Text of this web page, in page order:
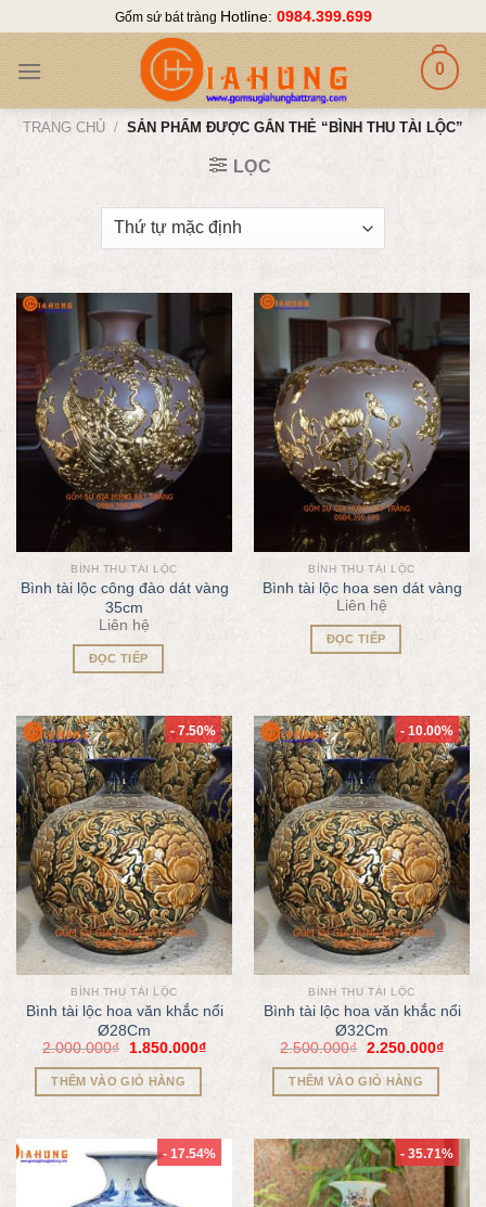
content
Gốm sứ bát tràng Hotline: 0984.399.699
0
TRANG CHỦ / SẢN PHẨM ĐƯỢC GẮN THẺ “BÌNH THU TÀI LỘC”
LỌC
BÌNH THU TÀI LỘC
Bình tài lộc công đào dát vàng
35cm
Liên hệ
ĐỌC TIẾP
BÌNH THU TÀI LỘC
Bình tài lộc hoa sen dát vàng
Liên hệ
ĐỌC TIẾP
- 7.50%
BÌNH THU TÀI LỘC
Bình tài lộc hoa văn khắc nổi
Ø28Cm
2.000.000₫ 1.850.000₫
THÊM VÀO GIỎ HÀNG
- 10.00%
BÌNH THU TÀI LỘC
Bình tài lộc hoa văn khắc nổi
Ø32Cm
2.500.000₫ 2.250.000₫
THÊM VÀO GIỎ HÀNG
- 17.54% - 35.71%